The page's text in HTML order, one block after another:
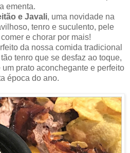
ementa.
e Javali, uma novidade na
tenro e suculento, pele
e chorar por mais!
da nossa comida tradicional
tenro que se desfaz ao toque,
prato aconchegante e perfeito
época do ano.